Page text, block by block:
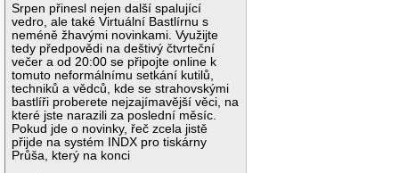
Srpen přinesl nejen další spalující
vedro, ale také Virtuální Bastlírnu s
neméně žhavými novinkami. Využijte
tedy předpovědi na deštivý čtvrteční
večer a od 20:00 se připojte online k
tomuto neformálnímu setkání kutilů,
techniků a vědců, kde se strahovskými
bastlíři proberete nejzajímavější věci, na
které jste narazili za poslední měsíc.
Pokud jde o novinky, řeč zcela jistě
přijde na systém INDX pro tiskárny
Průša, který na konci